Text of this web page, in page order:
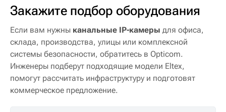
Закажите подбор оборудования
Если вам нужны канальные IP-камеры для офиса,
склада, производства, улицы или комплексной
системы безопасности, обратитесь в Opticom.
Инженеры подберут подходящие модели Eltex,
помогут рассчитать инфраструктуру и подготовят
коммерческое предложение.